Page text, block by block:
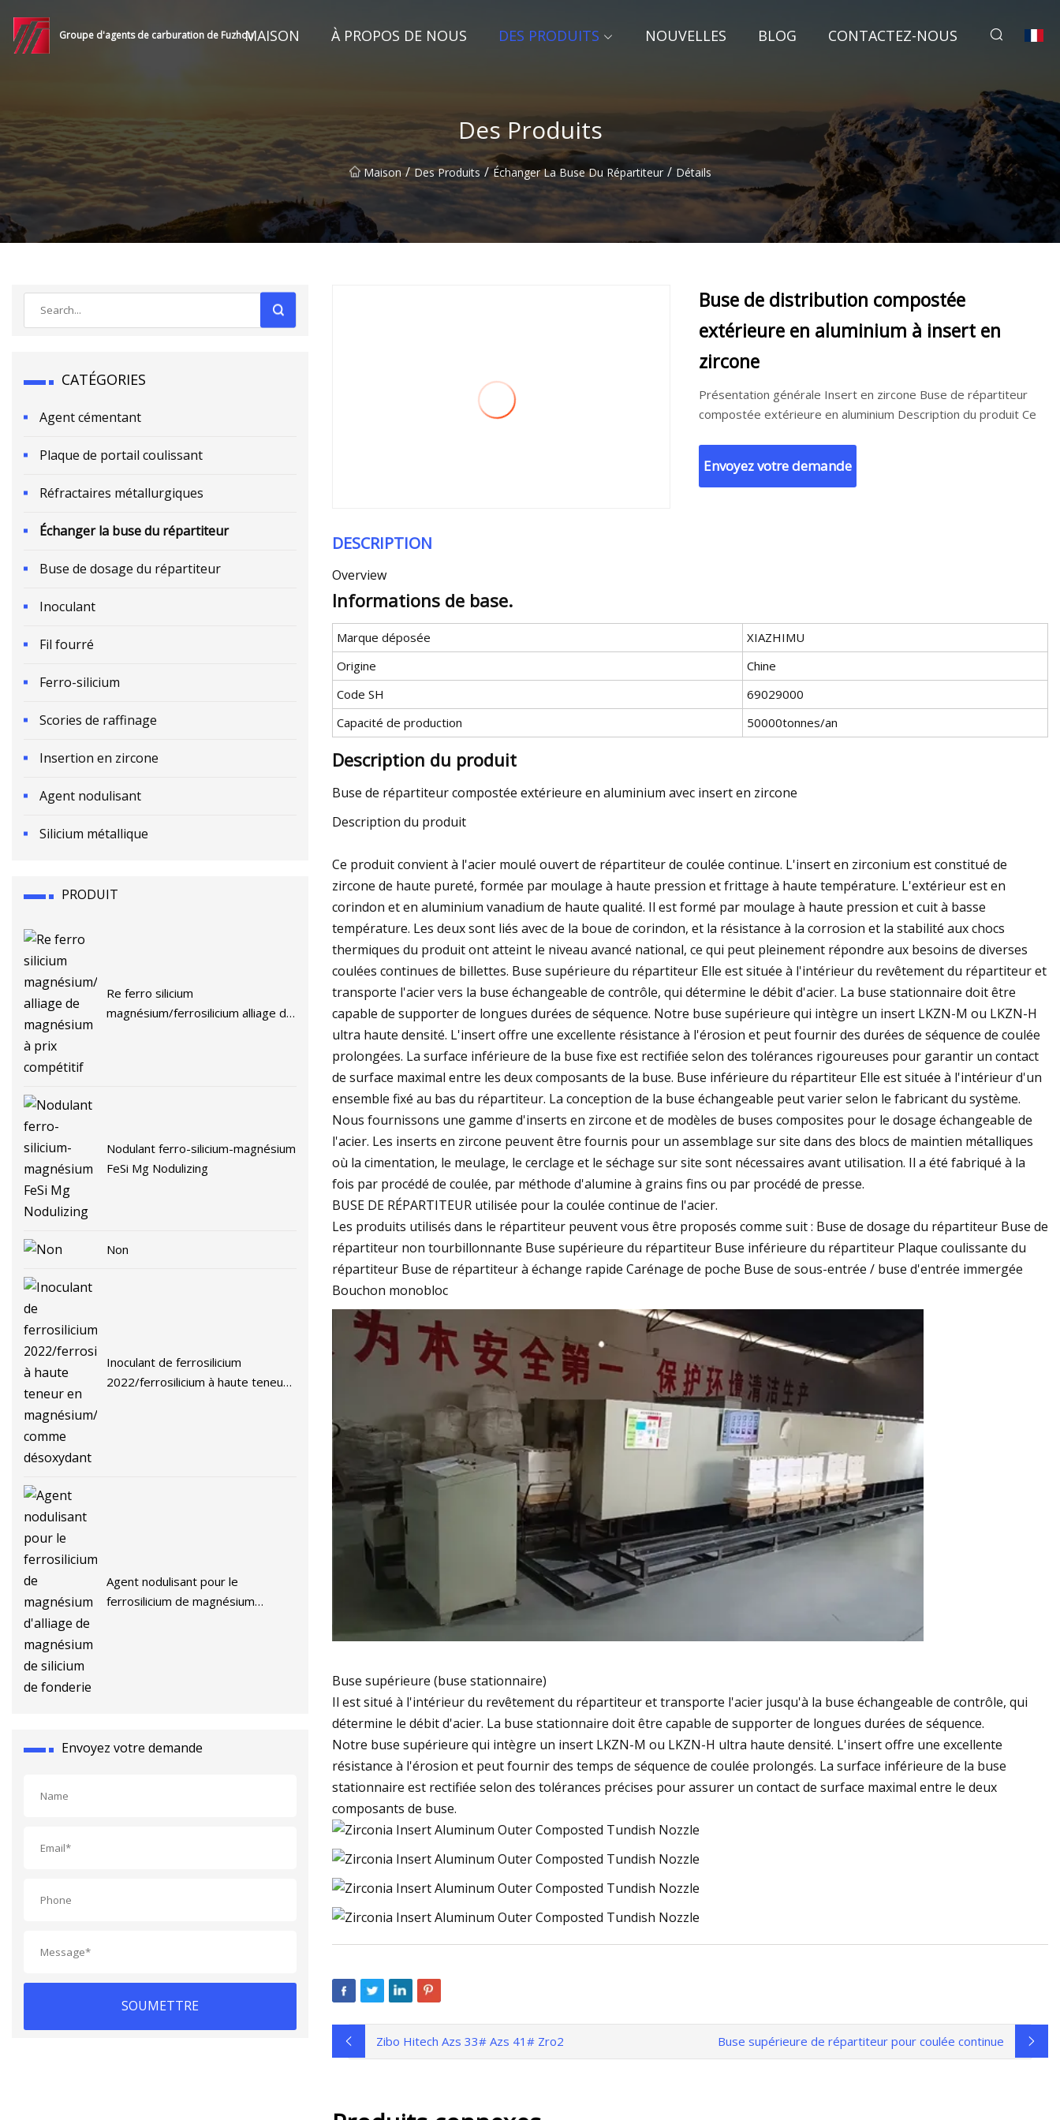
Groupe d'agents de carburation de FuzhouMAISON À PROPOS DE NOUS DES PRODUITS NOUVELLES BLOG CONTACTEZ-NOUS
Des Produits
Maison / Des Produits / Échanger La Buse Du Répartiteur / Détails
CATÉGORIES
Agent cémentant
Plaque de portail coulissant
Réfractaires métallurgiques
Échanger la buse du répartiteur
Buse de dosage du répartiteur
Inoculant
Fil fourré
Ferro-silicium
Scories de raffinage
Insertion en zircone
Agent nodulisant
Silicium métallique
PRODUIT
Re ferro silicium
magnésium/ferrosilicium alliage de
Nodulant ferro-silicium-magnésium
FeSi Mg Nodulizing
Non
Inoculant de ferrosilicium
2022/ferrosilicium à haute teneur
Agent nodulisant pour le
ferrosilicium de magnésium
Envoyez votre demande
SOUMETTRE
Buse de distribution compostée
extérieure en aluminium à insert en
zircone
Présentation générale Insert en zircone Buse de répartiteur
compostée extérieure en aluminium Description du produit Ce
Envoyez votre demande
DESCRIPTION
Overview
Informations de base.
Marque déposée
XIAZHIMU
Origine
Chine
Code SH
69029000
Capacité de production
50000tonnes/an
Description du produit
Buse de répartiteur compostée extérieure en aluminium avec insert en zircone
Description du produit
Ce produit convient à l'acier moulé ouvert de répartiteur de coulée continue. L'insert en zirconium est constitué de
zircone de haute pureté, formée par moulage à haute pression et frittage à haute température. L'extérieur est en
corindon et en aluminium vanadium de haute qualité. Il est formé par moulage à haute pression et cuit à basse
température. Les deux sont liés avec de la boue de corindon, et la résistance à la corrosion et la stabilité aux chocs
thermiques du produit ont atteint le niveau avancé national, ce qui peut pleinement répondre aux besoins de diverses
coulées continues de billettes. Buse supérieure du répartiteur Elle est située à l'intérieur du revêtement du répartiteur et
transporte l'acier vers la buse échangeable de contrôle, qui détermine le débit d'acier. La buse stationnaire doit être
capable de supporter de longues durées de séquence. Notre buse supérieure qui intègre un insert LKZN-M ou LKZN-H
ultra haute densité. L'insert offre une excellente résistance à l'érosion et peut fournir des durées de séquence de coulée
prolongées. La surface inférieure de la buse fixe est rectifiée selon des tolérances rigoureuses pour garantir un contact
de surface maximal entre les deux composants de la buse. Buse inférieure du répartiteur Elle est située à l'intérieur d'un
ensemble fixé au bas du répartiteur. La conception de la buse échangeable peut varier selon le fabricant du système.
Nous fournissons une gamme d'inserts en zircone et de modèles de buses composites pour le dosage échangeable de
l'acier. Les inserts en zircone peuvent être fournis pour un assemblage sur site dans des blocs de maintien métalliques
où la cimentation, le meulage, le cerclage et le séchage sur site sont nécessaires avant utilisation. Il a été fabriqué à la
fois par procédé de coulée, par méthode d'alumine à grains fins ou par procédé de presse.
BUSE DE RÉPARTITEUR utilisée pour la coulée continue de l'acier.
Les produits utilisés dans le répartiteur peuvent vous être proposés comme suit : Buse de dosage du répartiteur Buse de
répartiteur non tourbillonnante Buse supérieure du répartiteur Buse inférieure du répartiteur Plaque coulissante du
répartiteur Buse de répartiteur à échange rapide Carénage de poche Buse de sous-entrée / buse d'entrée immergée
Bouchon monobloc
Buse supérieure (buse stationnaire)
Il est situé à l'intérieur du revêtement du répartiteur et transporte l'acier jusqu'à la buse échangeable de contrôle, qui
détermine le débit d'acier. La buse stationnaire doit être capable de supporter de longues durées de séquence.
Notre buse supérieure qui intègre un insert LKZN-M ou LKZN-H ultra haute densité. L'insert offre une excellente
résistance à l'érosion et peut fournir des temps de séquence de coulée prolongés. La surface inférieure de la buse
stationnaire est rectifiée selon des tolérances précises pour assurer un contact de surface maximal entre le deux
composants de buse.
Zibo Hitech Azs 33# Azs 41# Zro2 Buse supérieure de répartiteur pour coulée continue